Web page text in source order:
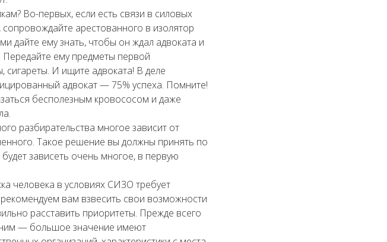
Во-первых, если есть связи в силовых
сопровождайте арестованного в изолятор
дайте ему знать, чтобы он ждал адвоката и
Передайте ему предметы первой
сигареты. И ищите адвоката! В деле
адвокат — 75% успеха. Помните!
бесполезным кровососом и даже
разбирательства многое зависит от
Такое решение вы должны принять по
зависеть очень многое, в первую
человека в условиях СИЗО требует
вам взвесить свои возможности
расставить приоритеты. Прежде всего
— большое значение имеют